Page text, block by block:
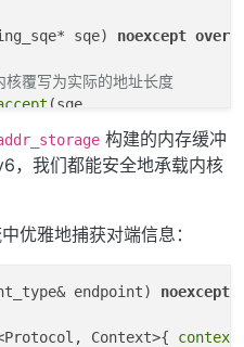
sqe) noexcept
覆写为实际的地址长度
(sqe,
fd_,
peer_ ? peer_->
data
peer_ ? &addrlen_ :
构建的内存缓冲
，我们都能安全地承载内核
优雅地捕获对端信息：
endpoint)
noexcept
Context>{ context